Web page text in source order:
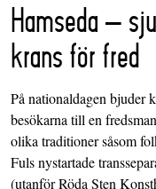
Hamseda –
krans för fred
På nationaldagen bjuder
besökarna till en
olika traditioner såsom
Fuls nystartade
(utanför Röda Sten